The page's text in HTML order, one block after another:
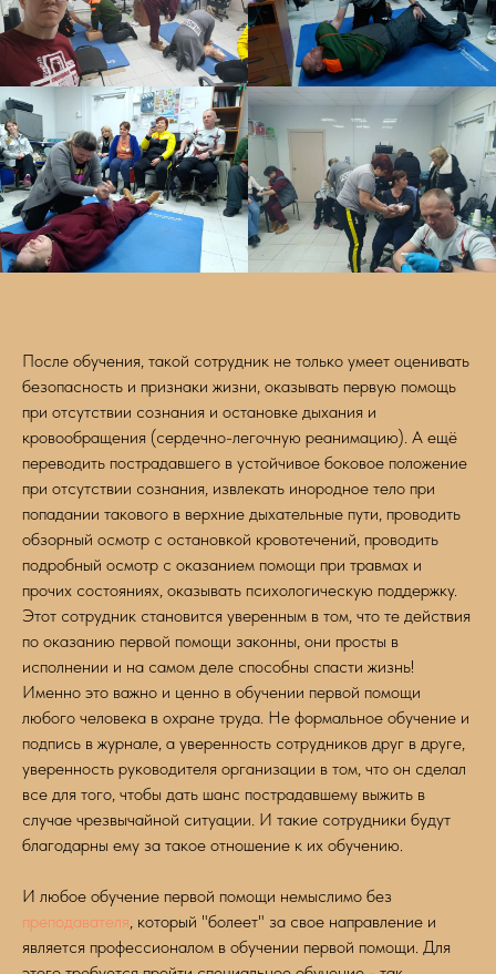
После обучения, такой сотрудник не только умеет оценивать
безопасность и признаки жизни, оказывать первую помощь
при отсутствии сознания и остановке дыхания и
кровообращения (сердечно-легочную реанимацию). А ещё
переводить пострадавшего в устойчивое боковое положение
при отсутствии сознания, извлекать инородное тело при
попадании такового в верхние дыхательные пути, проводить
обзорный осмотр с остановкой кровотечений, проводить
подробный осмотр с оказанием помощи при травмах и
прочих состояниях, оказывать психологическую поддержку.
Этот сотрудник становится уверенным в том, что те действия
по оказанию первой помощи законны, они просты в
исполнении и на самом деле способны спасти жизнь!
Именно это важно и ценно в обучении первой помощи
любого человека в охране труда. Не формальное обучение и
подпись в журнале, а уверенность сотрудников друг в друге,
уверенность руководителя организации в том, что он сделал
все для того, чтобы дать шанс пострадавшему выжить в
случае чрезвычайной ситуации. И такие сотрудники будут
благодарны ему за такое отношение к их обучению.
И любое обучение первой помощи немыслимо без
преподавателя, который "болеет" за свое направление и
является профессионалом в обучении первой помощи. Для